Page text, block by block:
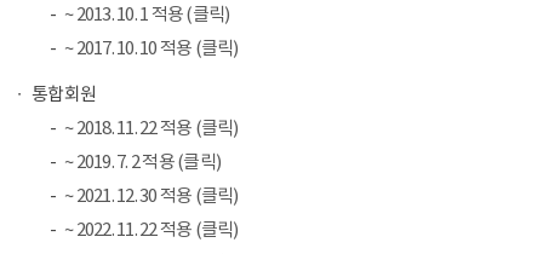
~ 2013. 10. 1 적용 (클릭)
~ 2017. 10. 10 적용 (클릭)
통합회원
~ 2018. 11. 22 적용 (클릭)
~ 2019. 7. 2 적용 (클릭)
~ 2021. 12. 30 적용 (클릭)
~ 2022. 11. 22 적용 (클릭)